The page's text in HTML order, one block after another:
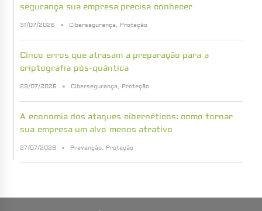
segurança sua empresa precisa conhecer
31/07/2026 Cibersegurança, Proteção
Cinco erros que atrasam a preparação para a
criptografia pós-quântica
29/07/2026 Cibersegurança, Proteção
A economia dos ataques cibernéticos: como tornar
sua empresa um alvo menos atrativo
27/07/2026 Prevenção, Proteção